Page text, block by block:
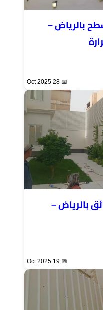
بالرياض –
📅 28 Oct 2025
بالرياض –
📅 19 Oct 2025